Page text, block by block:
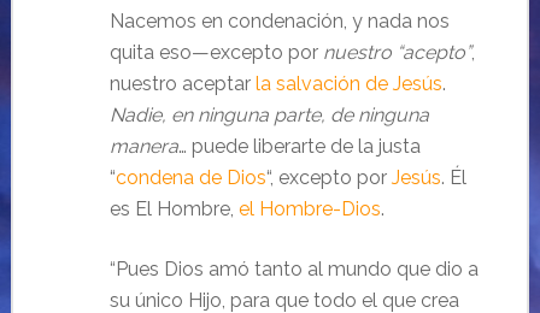
Nacemos en condenación, y nada nos
quita eso—excepto por nuestro “acepto”,
nuestro aceptar la salvación de Jesús.
Nadie, en ninguna parte, de ninguna
manera… puede liberarte de la justa
“condena de Dios“, excepto por Jesús. Él
es El Hombre, el Hombre-Dios.
“Pues Dios amó tanto al mundo que dio a
su único Hijo, para que todo el que crea